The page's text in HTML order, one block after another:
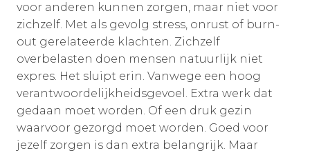
voor anderen kunnen zorgen, maar niet voor
zichzelf. Met als gevolg stress, onrust of burn-
out gerelateerde klachten. Zichzelf
overbelasten doen mensen natuurlijk niet
expres. Het sluipt erin. Vanwege een hoog
verantwoordelijkheidsgevoel. Extra werk dat
gedaan moet worden. Of een druk gezin
waarvoor gezorgd moet worden. Goed voor
jezelf zorgen is dan extra belangrijk. Maar